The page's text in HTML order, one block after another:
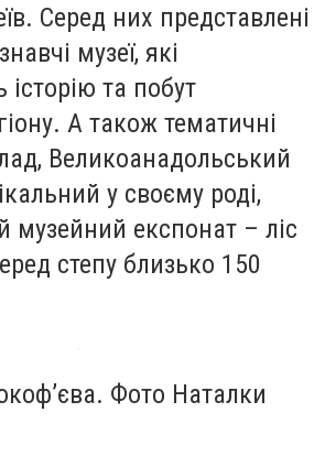
Серед них представлені
музеї, які
історію та побут
А також тематичні
Великоанадольський
у своєму роді,
музейний експонат – ліс
степу близько 150
Фото Наталки